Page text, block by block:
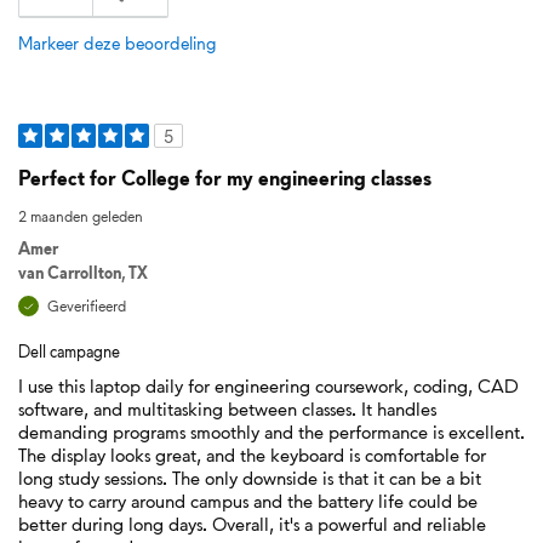
Markeer deze beoordeling
5
Perfect for College for my engineering classes
2 maanden geleden
Amer
vanCarrollton, TX
Geverifieerd
Dell campagne
I use this laptop daily for engineering coursework, coding, CAD
software, and multitasking between classes. It handles
demanding programs smoothly and the performance is excellent.
The display looks great, and the keyboard is comfortable for
long study sessions. The only downside is that it can be a bit
heavy to carry around campus and the battery life could be
better during long days. Overall, it's a powerful and reliable